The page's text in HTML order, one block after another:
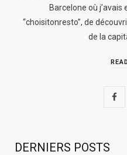
Barcelone où
“choisitonresto”, de
de la
DERNIERS POSTS